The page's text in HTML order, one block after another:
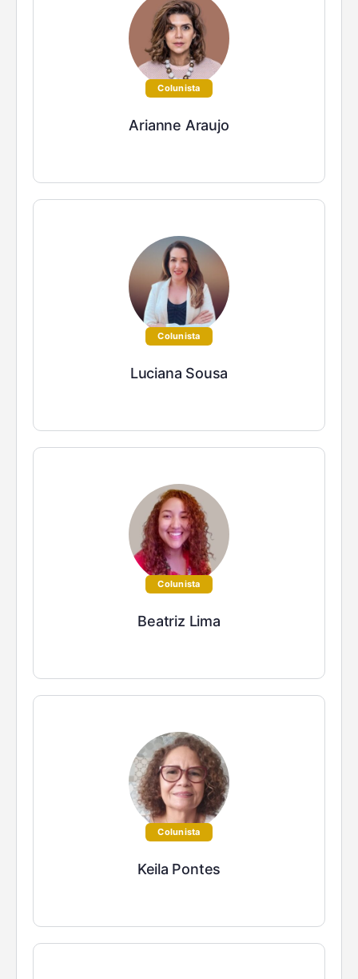
Colunista
Arianne Araujo
Colunista
Luciana Sousa
Colunista
Beatriz Lima
Colunista
Keila Pontes